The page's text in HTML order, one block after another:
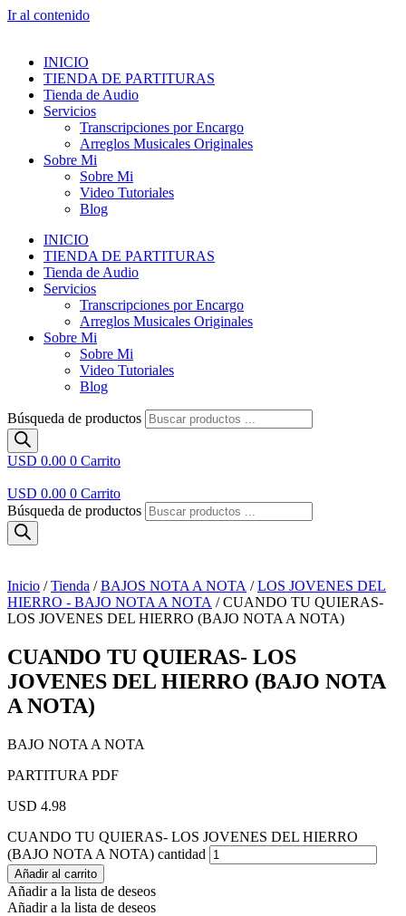
Ir al contenido
INICIO
TIENDA DE PARTITURAS
Tienda de Audio
Servicios
Transcripciones por Encargo
Arreglos Musicales Originales
Sobre Mi
Sobre Mi
Video Tutoriales
Blog
INICIO
TIENDA DE PARTITURAS
Tienda de Audio
Servicios
Transcripciones por Encargo
Arreglos Musicales Originales
Sobre Mi
Sobre Mi
Video Tutoriales
Blog
Búsqueda de productos
USD 0.00 0 Carrito
USD 0.00 0 Carrito
Búsqueda de productos
Inicio /Tienda /BAJOS NOTA A NOTA /LOS JOVENES DEL
HIERRO - BAJO NOTA A NOTA / CUANDO TU QUIERAS-
LOS JOVENES DEL HIERRO (BAJO NOTA A NOTA)
CUANDO TU QUIERAS- LOS
JOVENES DEL HIERRO (BAJO NOTA
A NOTA)
BAJO NOTA A NOTA
PARTITURA PDF
USD 4.98
CUANDO TU QUIERAS- LOS JOVENES DEL HIERRO
(BAJO NOTA A NOTA) cantidad
Añadir al carrito
Añadir a la lista de deseos
Añadir a la lista de deseos